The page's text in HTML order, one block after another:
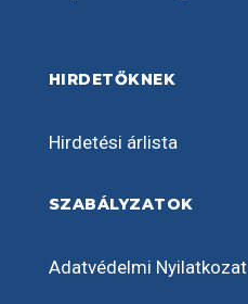
HIRDETŐKNEK
Hirdetési árlista
SZABÁLYZATOK
Adatvédelmi Nyilatkozat